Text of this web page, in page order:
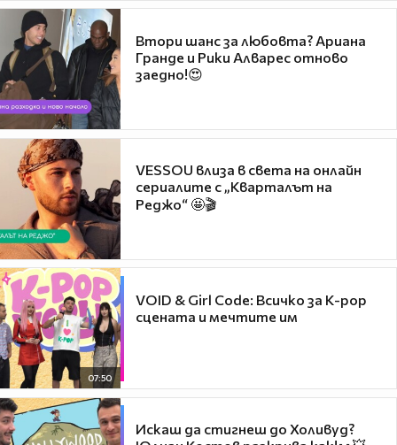
Втори шанс за любовта? Ариана
Гранде и Рики Алварес отново
заедно!😍
VESSOU влиза в света на онлайн
сериалите с „Кварталът на
Реджо“ 🤩🎬
07:50
VOID & Girl Code: Всичко за K-pop
сцената и мечтите им
Искаш да стигнеш до Холивуд?